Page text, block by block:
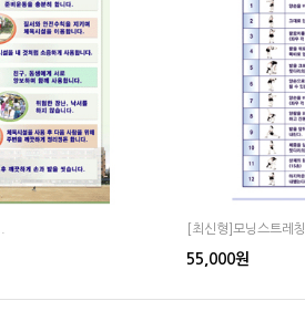
[최신형]모닝스트레칭
55,000원